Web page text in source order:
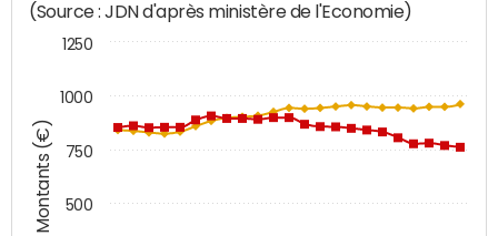
Montants (€)
(Source : JDN d'après ministère de l'Economie)
500
750
1000
1250